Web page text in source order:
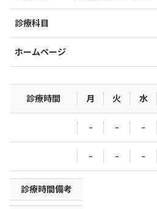
診療科目
ホームページ
診療時間 月 火 水
- - -
- - -
診療時間備考